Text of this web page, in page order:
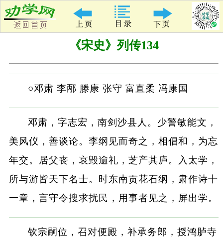
《宋史》列传134
○邓肃 李邴 滕康 张守 富直柔 冯康国
邓肃，字志宏，南剑沙县人。少警敏能文，
美风仪，善谈论。李纲见而奇之，相倡和，为忘
年交。居父丧，哀毁逾礼，芝产其庐。入太学，
所与游皆天下名士。时东南贡花石纲，肃作诗十
一章，言守令搜求扰民，用事者见之，屏出学。
钦宗嗣位，召对便殿，补承务郎，授鸿胪寺